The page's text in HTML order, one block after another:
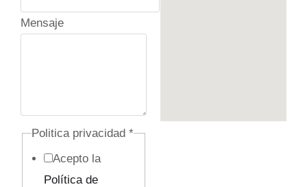
p
Mensaje
Politica privacidad *
Acepto la
Política de